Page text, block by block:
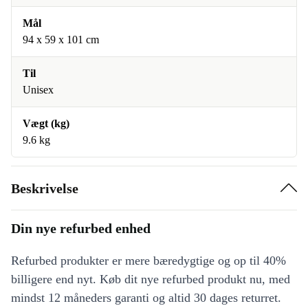
Mål
94 x 59 x 101 cm
Til
Unisex
Vægt (kg)
9.6 kg
Beskrivelse
Din nye refurbed enhed
Refurbed produkter er mere bæredygtige og op til 40%
billigere end nyt. Køb dit nye refurbed produkt nu, med
mindst 12 måneders garanti og altid 30 dages returret.